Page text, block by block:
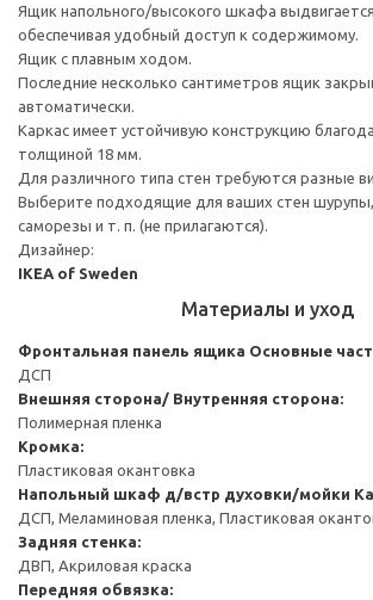
Ящик напольного/высокого шкафа
обеспечивая удобный доступ к содержимому.
Ящик с плавным ходом.
Последние несколько сантиметров ящик
автоматически.
Каркас имеет устойчивую конструкцию
толщиной 18 мм.
Для различного типа стен требуются разные
Выберите подходящие для ваших стен
саморезы и т. п. (не прилагаются).
Дизайнер:
IKEA of Sweden
Материалы и уход
Фронтальная панель ящика Основные
ДСП
Внешняя сторона/ Внутренняя сторона:
Полимерная пленка
Кромка:
Пластиковая окантовка
Напольный шкаф д/встр духовки/мойки
ДСП, Меламиновая пленка, Пластиковая
Задняя стенка:
ДВП, Акриловая краска
Передняя обвязка: